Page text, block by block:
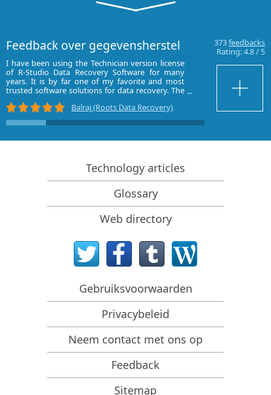
apparaten die de TRIM/UNMAP-opdracht
Gegevens herstellen van NVMe-apparaten
Het succes van veelvoorkomende gevallen van
gegevensherstel voorspellen
Herstel van overschreven gegevens
Emergency File Recovery Using R-Studio Emergency
Bestandsherstel vanaf een Computer Die Niet Wil
Kloon schijven vóór bestandsherstel
HD-videoherstel van SD-kaarten
Bestandsherstel vanaf een niet-opstartbare Mac-
De beste manier om bestanden van een Mac-
systeemschijf te herstellen
Gegevensherstel van een versleutelde Linux-schijf na
een systeemcrash
Gegevensherstel van Apple Schijfkopieën (.DMG-
Bestandsherstel na herinstallatie van Windows
Feedback over gegevensherstel 373feedbacks
Rating:4.8/ 5
I have been using the Technician version license
of R-Studio Data Recovery Software for many
years. It is by far one of my favorite and most
trusted software solutions for data recovery. The
interface is extremely well-designed—everything
is clearly visible in a single screen frame, allowing
quick understanding and efficient workflow. It`s
very user-friendly and powerful at the same time,
Balraj (Roots Data Recovery)
I have used R-
satisfied.Now i
bad heads of
Technology articles
Glossary
Web directory
Gebruiksvoorwaarden
Privacybeleid
Neem contact met ons op
Feedback
Sitemap